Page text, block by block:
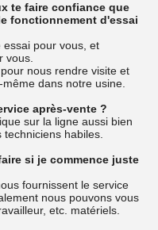
te faire confiance que
fonctionnement d'essai
essai pour vous, et
vous.
nous rendre visite et
dans notre usine.
après-vente ?
sur la ligne aussi bien
habiles.
si je commence juste
fournissent le service
nous pouvons vous
etc. matériels.